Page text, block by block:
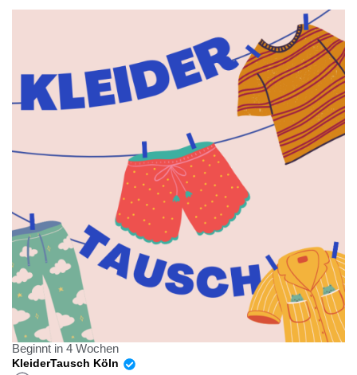
Beginnt in 4 Wochen
KleiderTausch Köln